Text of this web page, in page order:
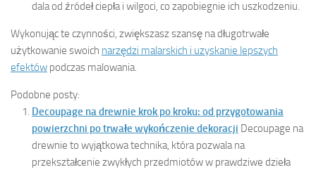
dala od źródeł ciepła i wilgoci, co zapobiegnie ich uszkodzeniu.
Wykonując te czynności, zwiększasz szansę na długotrwałe
użytkowanie swoich narzędzi malarskich i uzyskanie lepszych
efektów podczas malowania.
Podobne posty:
Decoupage na drewnie krok po kroku: od przygotowania
powierzchni po trwałe wykończenie dekoracji Decoupage na
drewnie to wyjątkowa technika, która pozwala na
przekształcenie zwykłych przedmiotów w prawdziwe dzieła